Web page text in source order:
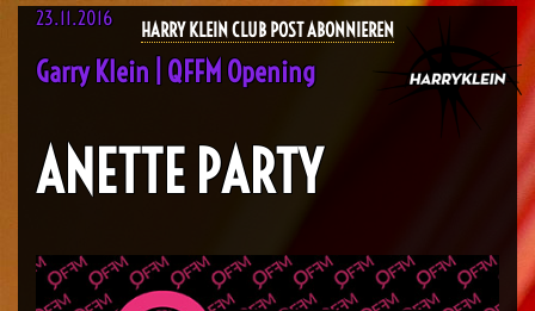
HARRY KLEIN CLUB POST ABONNIEREN
23.11.2016
Garry Klein | QFFM Opening
ANETTE PARTY